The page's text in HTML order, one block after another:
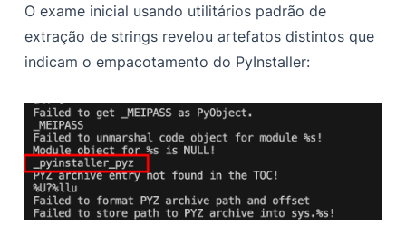
O exame inicial usando utilitários padrão de
extração de strings revelou artefatos distintos que
indicam o empacotamento do PyInstaller: